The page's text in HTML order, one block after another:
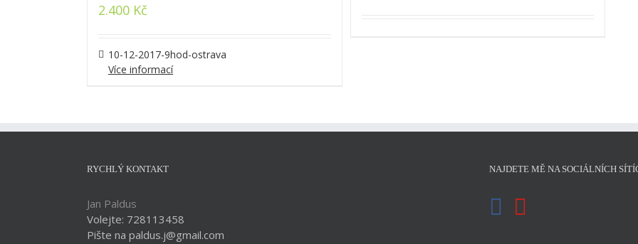
2.400 Kč
10-12-2017-9hod-ostrava
Více informací
RYCHLÝ KONTAKT
Jan Paldus
Volejte: 728113458
Pište na paldus.j@gmail.com
NAJDETE MĚ NA SOCIÁLNÍCH